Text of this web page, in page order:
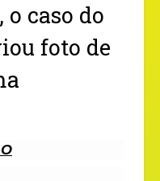
o caso do
foto de